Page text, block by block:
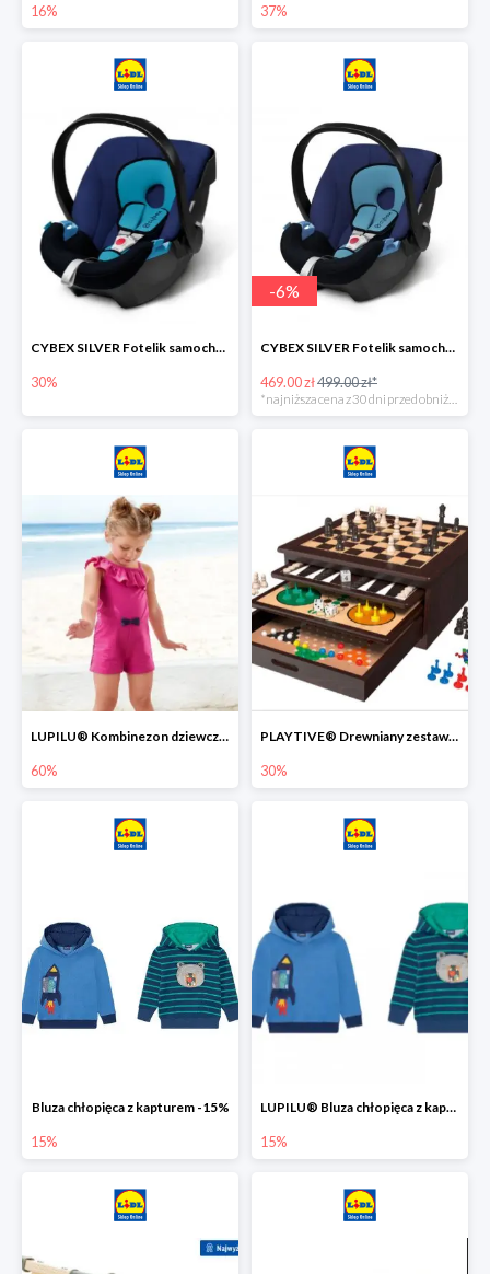
16% 37%
CYBEX SILVER Fotelik samochodowy -30%
30%
-6%
CYBEX SILVER Fotelik samochodowy + dostawa gratis!
469.00 zł499.00 zł*
*najniższa cena z 30 dni przed obniżką
LUPILU® Kombinezon dziewczęcy z bawełny
60%
PLAYTIVE® Drewniany zestaw gier 10 w 1
30%
Bluza chłopięca z kapturem -15%
15%
LUPILU® Bluza chłopięca z kapturem
15%